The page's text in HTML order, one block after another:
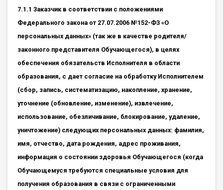
7.1.1 Заказчик в соответствии с положениями
Федерального закона от 27.07.2006 №152-ФЗ «О
персональных данных» (так же в качестве родителя/
законного представителя Обучающегося), в целях
обеспечения обязательств Исполнителя в области
образования, с дает согласие на обработку Исполнителем
(сбор, запись, систематизацию, накопление, хранение,
уточнение (обновление, изменение), извлечение,
использование, обезличивание, блокирование, удаление,
уничтожение) следующих персональных данных: фамилия,
имя, отчество, дата рождения, адрес проживания,
информация о состоянии здоровья Обучающегося (когда
Обучающемуся требуются специальные условия для
получения образования в связи с ограниченными